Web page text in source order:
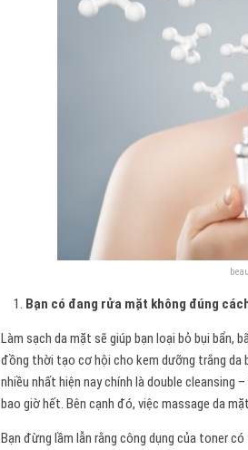
Bạn có đang rửa mặt không đúng
Làm sạch da mặt sẽ giúp bạn loại bỏ bụi bẩn,
đồng thời tạo cơ hội cho kem dưỡng trắng da
nhiều nhất hiện nay chính là double cleansing
bao giờ hết. Bên cạnh đó, việc massage da
Bạn đừng lầm lẫn rằng công dụng của toner